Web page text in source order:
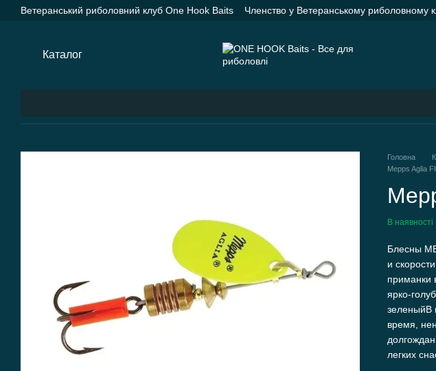
Перейти до основного контенту
Ветеранський риболовний клуб One Hook Baits
Членство у Ветеранському риболовному
Каталог
Головна
Mepps Aglia
В наявності
Блесны
и
приманки
ярко-
зеленыйВ
время,
легких